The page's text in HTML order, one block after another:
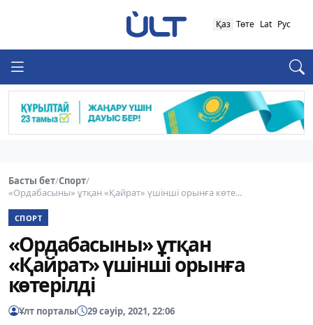
Қаз Төте Lat Рус
Басты бет/Спорт/
«Ордабасыны» ұтқан «Қайрат» үшінші орынға көте...
СПОРТ
«Ордабасыны» ұтқан
«Қайрат» үшінші орынға
көтерілді
Ұлт порталы 29 сәуір, 2021, 22:06